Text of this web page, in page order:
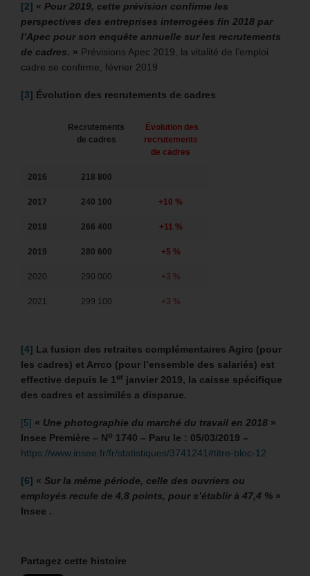
[2] « Pour 2019, cette prévision confirme les
perspectives des entreprises interrogées fin 2018 par
l’Apec pour son enquête annuelle sur les recrutements
de cadres. » Prévisions Apec 2019, la vitalité de l’emploi
cadre se conﬁrme, février 2019
[3] Évolution des recrutements de cadres
Recrutements
de cadres
Évolution des
recrutements
de cadres
2016 218 800
2017 240 100 +10 %
2018 266 400 +11 %
2019 280 600 +5 %
2020 290 000 +3 %
2021 299 100 +3 %
[4] La fusion des retraites complémentaires Agirc (pour
les cadres) et Arrco (pour l’ensemble des salariés) est
effective depuis le 1er janvier 2019, la caisse spécifique
des cadres et assimilés a disparue.
[5] « Une photographie du marché du travail en 2018 »
Insee Première – No 1740 – Paru le : 05/03/2019 –
https://www.insee.fr/fr/statistiques/3741241#titre-bloc-12
[6] « Sur la même période, celle des ouvriers ou
employés recule de 4,8 points, pour s’établir à 47,4 % »
Insee .
Partagez cette histoire